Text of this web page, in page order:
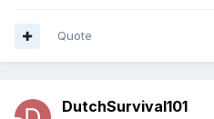
Quote
DutchSurvival101